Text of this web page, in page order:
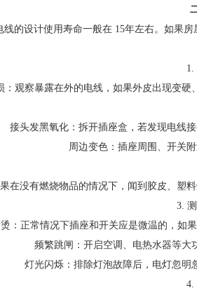
线的设计使用寿命一般在 15年左右。如果
1.
：观察暴露在外的电线，如果外皮出现变
接头发黑氧化：拆开插座盒，若发现电线
周边变色：插座周围、开关
在没有燃烧物品的情况下，闻到胶皮、塑
3.
：正常情况下插座和开关应是微温的，如
频繁跳闸：开启空调、电热水器等大
灯光闪烁：排除灯泡故障后，电灯忽明
4.